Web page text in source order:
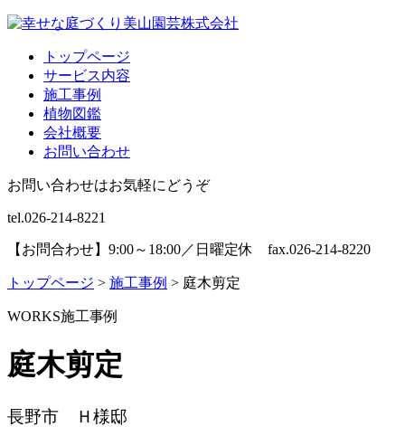
トップページ
サービス内容
施工事例
植物図鑑
会社概要
お問い合わせ
お問い合わせはお気軽にどうぞ
tel.026-214-8221
【お問合わせ】9:00～18:00／日曜定休 fax.026-214-8220
トップページ > 施工事例 > 庭木剪定
WORKS施工事例
庭木剪定
長野市 Ｈ様邸